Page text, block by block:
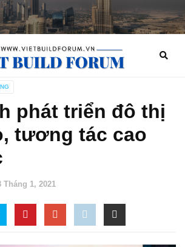
phát triển đô thị
tương tác cao
Tháng 1, 2021